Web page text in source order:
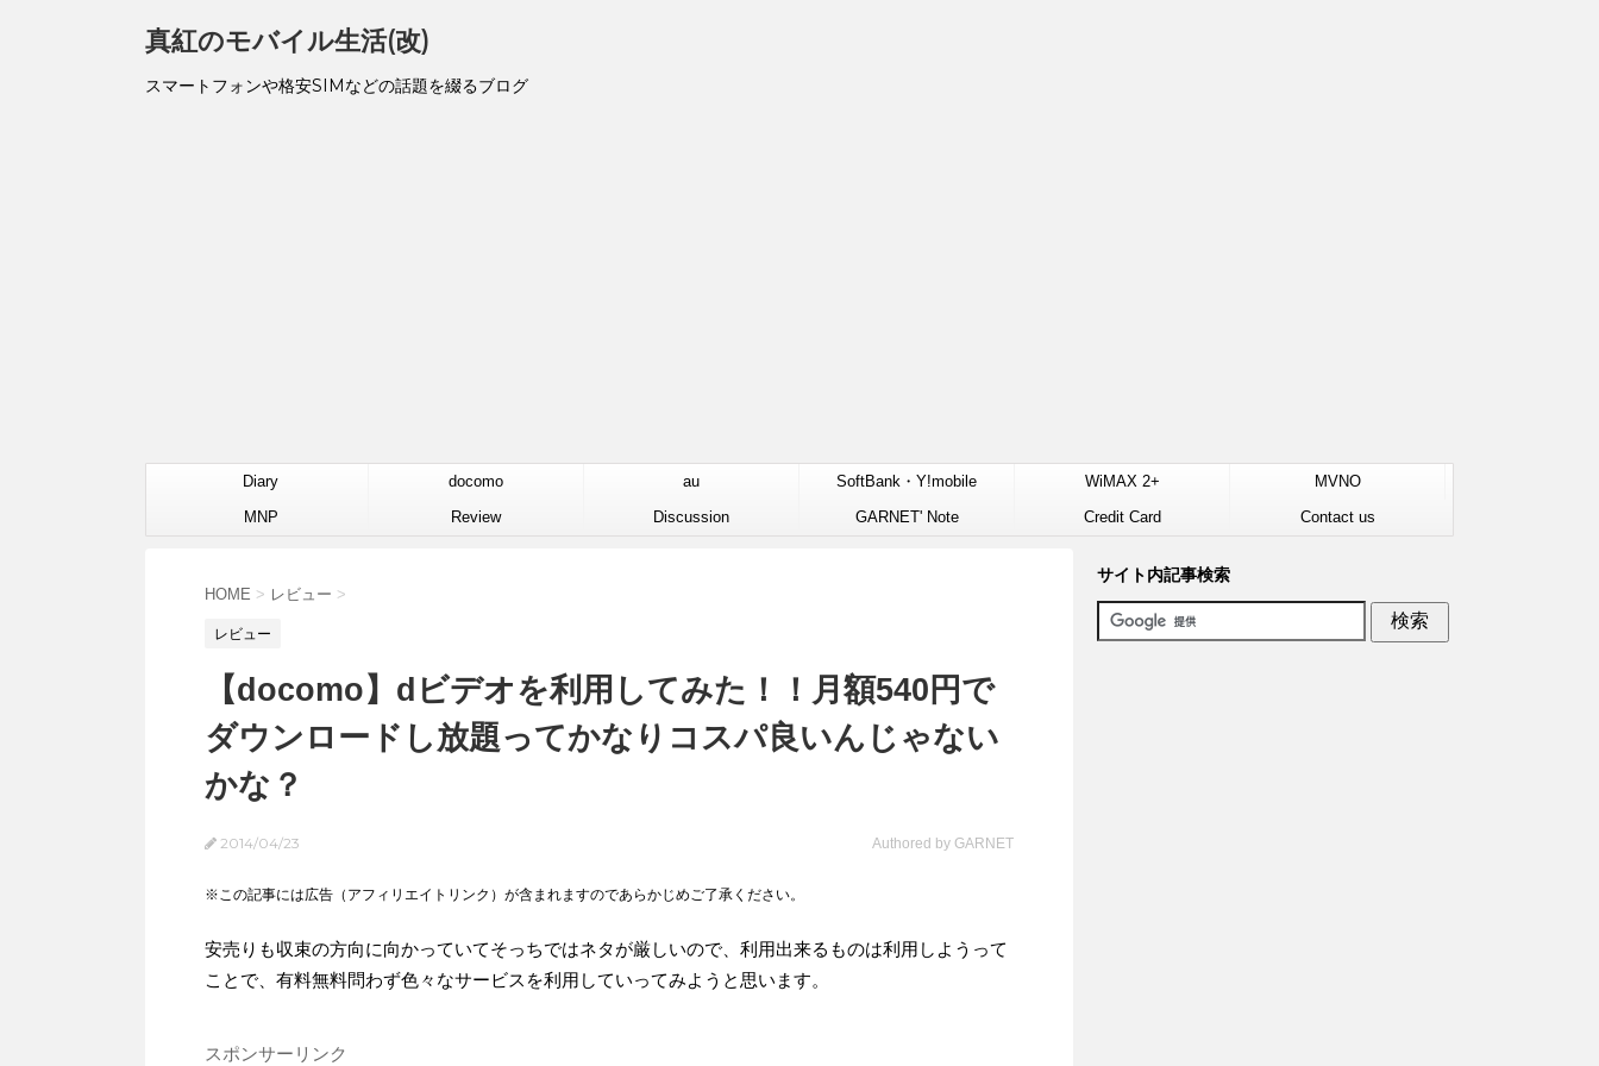
真紅のモバイル生活(改)
スマートフォンや格安SIMなどの話題を綴るブログ
Diary docomo au SoftBank・Y!mobile WiMAX 2+
MVNO
MNP
Review Discussion GARNET' Note Credit Card Contact us
HOME > レビュー >
レビュー
【docomo】dビデオを利用してみた！！月額540円で
ダウンロードし放題ってかなりコスパ良いんじゃない
かな？
2014/04/23 Authored by GARNET
※この記事には広告（アフィリエイトリンク）が含まれますのであらかじめご了承ください。
安売りも収束の方向に向かっていてそっちではネタが厳しいので、利用出来るものは利用しようって
ことで、有料無料問わず色々なサービスを利用していってみようと思います。
スポンサーリンク
サイト内記事検索